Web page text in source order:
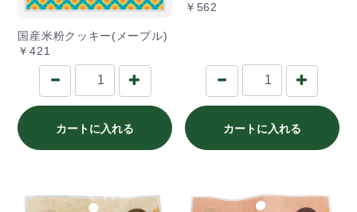
国産米粉クッキー(メープル)
￥421
カートに入れる
￥562
カートに入れる